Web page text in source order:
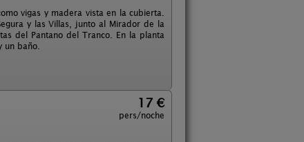
vigas y madera vista en la cubierta.
y las Villas, junto al Mirador de la
del Pantano del Tranco. En la planta
baño.
17 €
pers/noche